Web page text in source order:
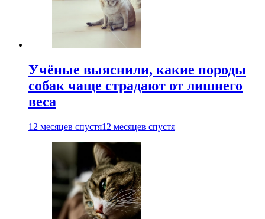
Учёные выяснили, какие породы
собак чаще страдают от лишнего
веса
12 месяцев спустя12 месяцев спустя